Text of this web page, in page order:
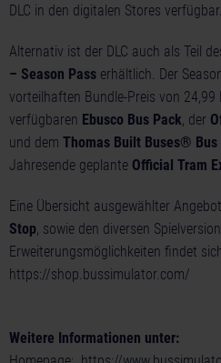
DLC in den digitalen Stores verfügbar.
Alternativ ist der DLC auch als Teil
– Season Pass erhältlich. Der
vorteilhaften Bundle-Preis von 24,99
verfügbaren Ebusco Bus Pack, der
und dem Thomas Built Buses® Bus
Jahresende geplante Official Tram
Eine Übersicht ausgewählter
Stop, sowie den diversen
Erweiterungsmöglichkeiten findet
https://shop.bussimulator.com/
Weitere Informationen unter: